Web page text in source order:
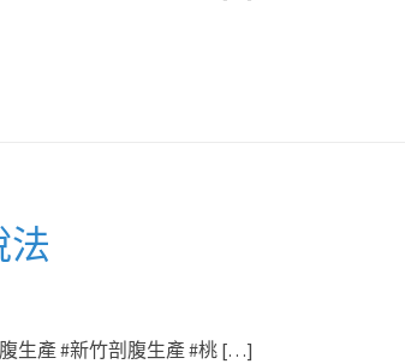
法
生產 #新竹剖腹生產 #桃 […]